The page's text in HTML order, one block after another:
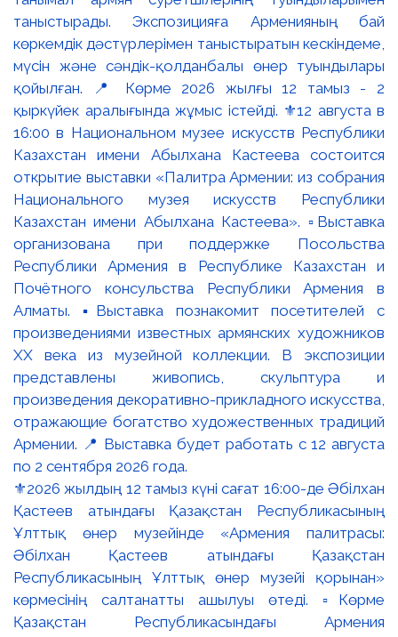
⚜️2026 жылдың 12 тамыз күні сағат 16:00-де Әбілхан
Қастеев атындағы Қазақстан Республикасының
Ұлттық өнер музейінде «Армения палитрасы:
Әбілхан Қастеев атындағы Қазақстан
Республикасының Ұлттық өнер музейі қорынан»
көрмесінің салтанатты ашылуы өтеді. ▫️Көрме
Қазақстан Республикасындағы Армения